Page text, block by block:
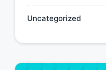
Uncategorized